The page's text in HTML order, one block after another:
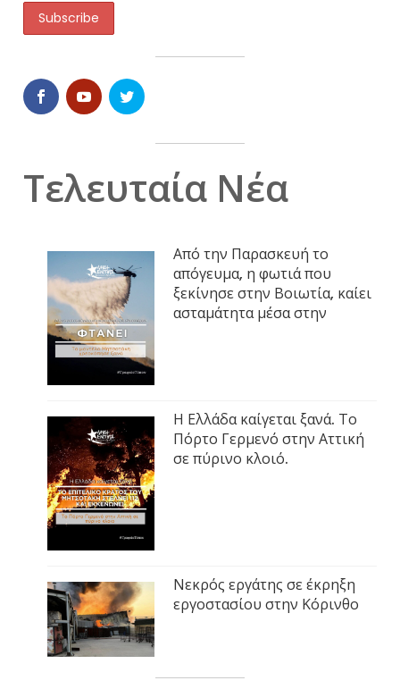
Τελευταία Νέα
Από την Παρασκευή το
απόγευμα, η φωτιά που
ξεκίνησε στην Βοιωτία, καίει
ασταμάτητα μέσα στην
Η Ελλάδα καίγεται ξανά. Το
Πόρτο Γερμενό στην Αττική
σε πύρινο κλοιό.
Νεκρός εργάτης σε έκρηξη
εργοστασίου στην Κόρινθο